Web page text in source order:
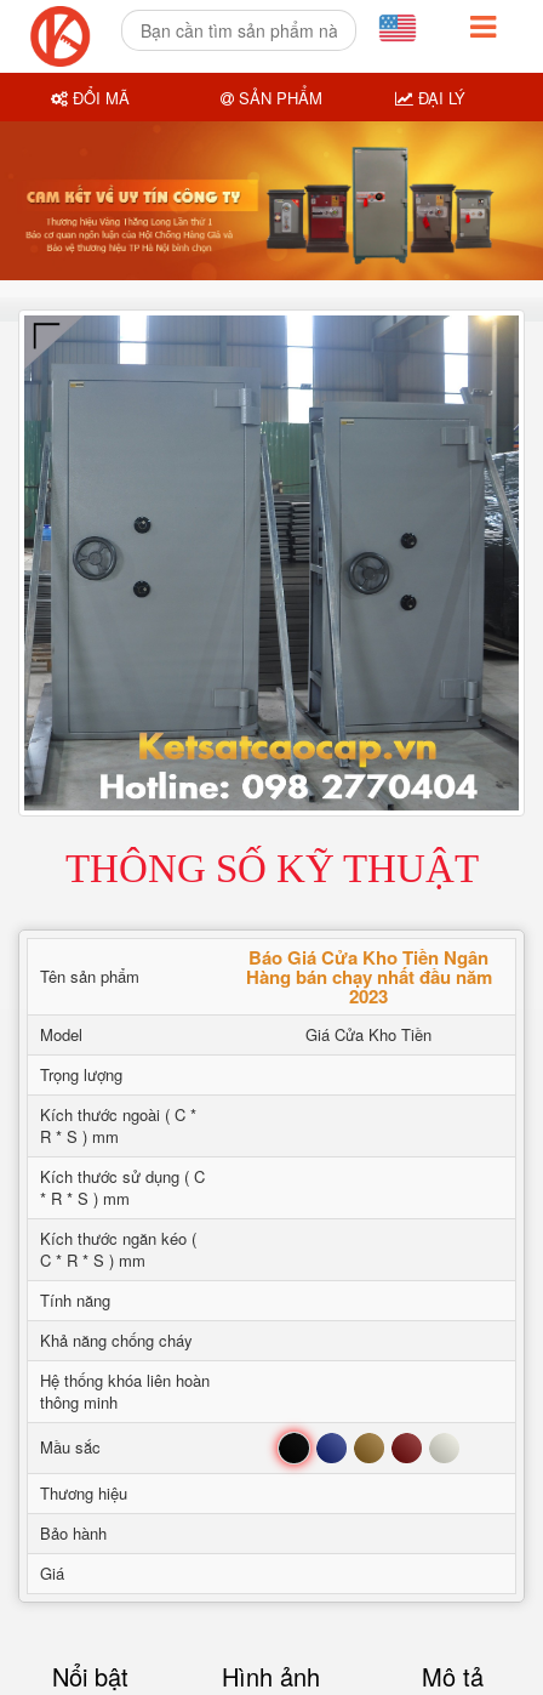
THÔNG SỐ KỸ THUẬT
Tên sản phẩm
Báo Giá Cửa Kho Tiền Ngân
Hàng bán chạy nhất đầu năm
2023
Model
Giá Cửa Kho Tiền
Trọng lượng
Kích thước ngoài ( C *
R * S ) mm
Kích thước sử dụng ( C
* R * S ) mm
Kích thước ngăn kéo (
C * R * S ) mm
Tính năng
Khả năng chống cháy
Hệ thống khóa liên hoàn
thông minh
Mầu sắc
Đen Xanh Nâu Đỏ Trắng
Thương hiệu
Bảo hành
Giá
Nổi bật Hình ảnh Mô tả
ĐỔI MÃ SẢN PHẨM ĐẠI LÝ